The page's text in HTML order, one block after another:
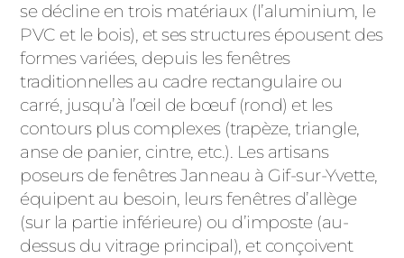
se décline en trois matériaux (l’aluminium, le
PVC et le bois), et ses structures épousent des
formes variées, depuis les fenêtres
traditionnelles au cadre rectangulaire ou
carré, jusqu’à l’œil de bœuf (rond) et les
contours plus complexes (trapèze, triangle,
anse de panier, cintre, etc.). Les artisans
poseurs de fenêtres Janneau à Gif-sur-Yvette,
équipent au besoin, leurs fenêtres d’allège
(sur la partie inférieure) ou d’imposte (au-
dessus du vitrage principal), et conçoivent